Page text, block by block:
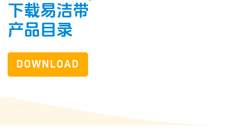
下载易洁带
产品目录
DOWNLOAD